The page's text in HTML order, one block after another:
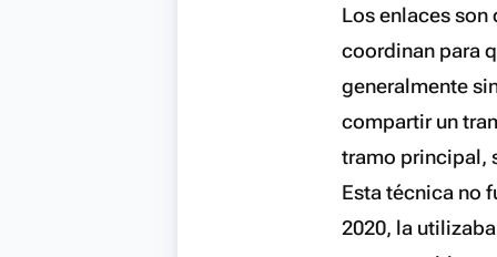
Los enlaces
coordinan para
generalmente
compartir un
tramo principal,
Esta técnica no
2020, la